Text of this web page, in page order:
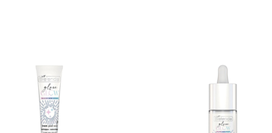
дерматит/розацеа/экзема/псориаз